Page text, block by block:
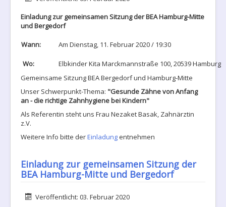
Einladung zur gemeinsamen Sitzung der BEA Hamburg-Mitte
und Bergedorf
Wann: Am Dienstag, 11. Februar 2020 / 19:30
Wo:
Elbkinder Kita Marckmannstraße 100, 20539 Hamburg
Gemeinsame Sitzung BEA Bergedorf und Hamburg-Mitte
Unser Schwerpunkt-Thema: "Gesunde Zähne von Anfang
an - die richtige Zahnhygiene bei Kindern"
Als Referentin steht uns Frau Nezaket Basak, Zahnärztin
z.V.
Weitere Info bitte derEinladungentnehmen
Einladung zur gemeinsamen Sitzung der
BEA Hamburg-Mitte und Bergedorf
DetailsVeröffentlicht: 03. Februar 2020